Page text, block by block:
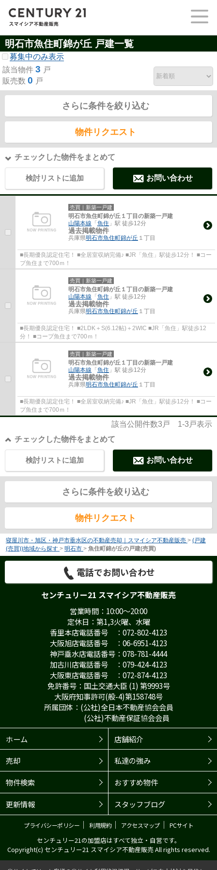
明石市魚住町錦が丘 戸建一覧
募集中のみ表示
該当物件 3 戸
販売数 0 戸
さらに条件を絞り込む
物件リクエスト
チェックした物件をまとめて
検討リストに追加 お問い合わせ
売買｜新築一戸建
明石市魚住町錦が丘１丁目の新築一戸建
山陽本線 「魚住 」駅 徒歩12分
過去掲載物件
兵庫県明石市魚住町錦が丘 １丁目
■長期優良認定住宅！ ■全居室収納完備♪ ■JR「魚住」駅徒歩12分！ ■コー
プ魚住まで700ｍ！
売買｜新築一戸建
明石市魚住町錦が丘１丁目の新築一戸建
山陽本線 「魚住 」駅 徒歩12分
過去掲載物件
兵庫県明石市魚住町錦が丘 １丁目
■長期優良認定住宅！ ■2LDK＋S(6.12帖)＋2WIC ■JR「魚住」駅徒歩12
分！ ■コープ魚住まで700ｍ！
売買｜新築一戸建
明石市魚住町錦が丘１丁目の新築一戸建
山陽本線 「魚住 」駅 徒歩12分
過去掲載物件
兵庫県明石市魚住町錦が丘 １丁目
■長期優良認定住宅！ ■全居室収納完備♪ ■JR「魚住」駅徒歩12分！ ■コー
プ魚住まで700ｍ！
該当公開件数3 戸 1-3 戸表示
チェックした物件をまとめて
お問い合わせ
検討リストに追加
さらに条件を絞り込む
物件リクエスト
寝屋川市・旭区・神戸市垂水区の不動産売却｜スマイシア不動産販売 > (戸建
(売買))地域から探す > 明石市 > 魚住町錦が丘の戸建(売買)
電話でお問い合わせ
センチュリー21 スマイシア不動産販売
営業時間：10:00～20:00
定休日：第1,3火曜、水曜
香里本店電話番号 ：072-802-4123
大阪旭店電話番号 ：06-6951-4123
神戸垂水店電話番号：078-781-4444
加古川店電話番号 ：079-424-4123
大阪東店電話番号 ：072-874-4123
免許番号：国土交通大臣 (1) 第9993号
大阪府知事許可(般-4)第158748号
所属団体：(公社)全日本不動産協会会員
(公社)不動産保証協会会員
ホーム
店舗紹介
売却 私達の強み
物件検索 おすすめ物件
更新情報 スタッフブログ
プライバシーポリシー ｜ 利用規約｜ アクセスマップ｜ PCサイト
センチュリー21の加盟店はすべて独立・自営です。
Copyright(c) センチュリー21 スマイシア不動産販売 All rights reserved.